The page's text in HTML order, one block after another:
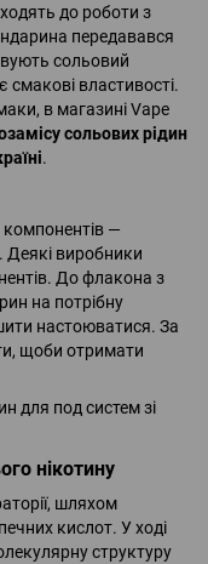
до роботи з
передавався
сольовий
смакові властивості.
в магазині Vape
сольових рідин
.
компонентів —
Деякі виробники
До флакона з
на потрібну
настоюватися. За
щоби отримати
нікотину
шляхом
кислот. У ході
структуру